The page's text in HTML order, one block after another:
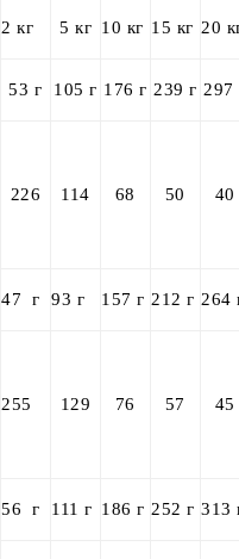
2 кг 5 кг 10 кг 15 кг 20
53 г 105 г 176 г 239 г 297
226 114 68 50 40
47 г 93 г 157 г 212 г 264
255 129 76 57 45
56 г 111 г 186 г 252 г 313